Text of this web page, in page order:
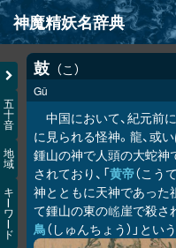
神魔精妖名辞典
NEWS
INFO
文献
検索
凖項目
画像資料便覧
五
十
音
地
域
キ
ワ
ド
鼓 こ
Gǔ
中国において、紀元前
に見られる怪神。龍、或
鍾山の神で人頭の大蛇神
されており、「黄帝（こう
神とともに天神であった
て鍾山の東の𡺯崖で殺さ
鳥（しゅんちょう）」と